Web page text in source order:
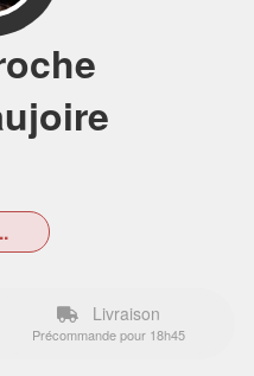
Livraison
Précommande pour 18h45